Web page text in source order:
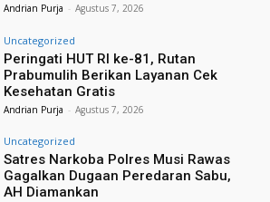
Andrian Purja - Agustus 7, 2026
Uncategorized
Peringati HUT RI ke-81, Rutan
Prabumulih Berikan Layanan Cek
Kesehatan Gratis
Andrian Purja - Agustus 7, 2026
Uncategorized
Satres Narkoba Polres Musi Rawas
Gagalkan Dugaan Peredaran Sabu,
AH Diamankan